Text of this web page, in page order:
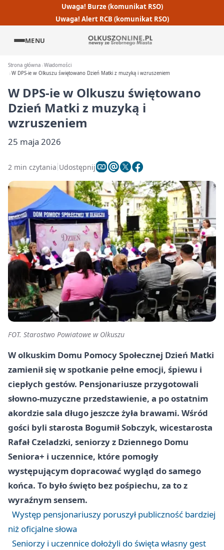
Uwaga! Burze (komunikat RSO)
Uwaga! Alert RCB (komunikat RSO)
MENU
Strona główna Wiadomości
W DPS-ie w Olkuszu świętowano Dzień Matki z muzyką i wzruszeniem
W DPS-ie w Olkuszu świętowano
Dzień Matki z muzyką i
wzruszeniem
25 maja 2026
2 min czytania Udostępnij
FOT. Starostwo Powiatowe w Olkuszu
W olkuskim Domu Pomocy Społecznej Dzień Matki
zamienił się w spotkanie pełne emocji, śpiewu i
ciepłych gestów. Pensjonariusze przygotowali
słowno-muzyczne przedstawienie, a po ostatnim
akordzie sala długo jeszcze żyła brawami. Wśród
gości byli starosta Bogumił Sobczyk, wicestarosta
Rafał Czeladzki, seniorzy z Dziennego Domu
Seniora+ i uczennice, które pomogły
występującym dopracować wygląd do samego
końca. To było święto bez pośpiechu, za to z
wyraźnym sensem.
Występ pensjonariuszy poruszył publiczność bardziej
niż oficjalne słowa
Seniorzy i uczennice dołożyli do święta własny gest